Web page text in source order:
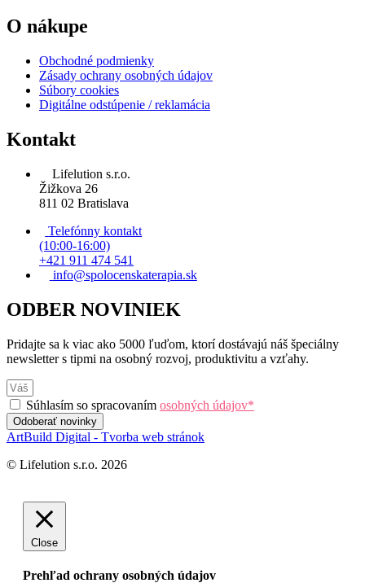
O nákupe
Obchodné podmienky
Zásady ochrany osobných údajov
Súbory cookies
Digitálne odstúpenie / reklamácia
Kontakt
Lifelution s.r.o.
Žižkova 26
811 02 Bratislava
Telefónny kontakt
(10:00-16:00)
+421 911 474 541
info@spolocenskaterapia.sk
ODBER NOVINIEK
Pridajte sa k viac ako 5000 ľuďom, ktorí dostávajú náš špeciálny
newsletter s tipmi na osobný rozvoj, produktivitu a vzťahy.
Súhlasím so spracovaním osobných údajov*
Odoberať novinky
ArtBuild Digital - Tvorba web stránok
© Lifelution s.r.o. 2026
Close
Prehľad ochrany osobných údajov